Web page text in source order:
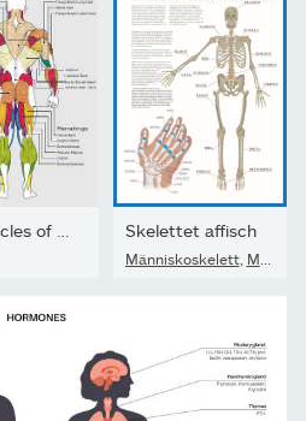
Skelettet affisch
Människoskelett, Människokroppen